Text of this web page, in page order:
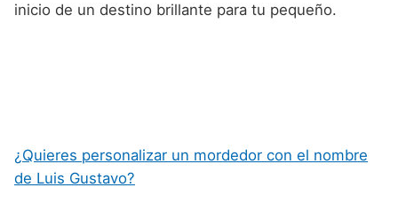
inicio de un destino brillante para tu pequeño.
¿Quieres personalizar un mordedor con el nombre
de Luis Gustavo?